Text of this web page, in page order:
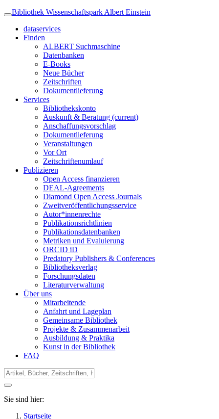
Bibliothek Wissenschaftspark Albert Einstein
dataservices
Finden
ALBERT Suchmaschine
Datenbanken
E-Books
Neue Bücher
Zeitschriften
Dokumentlieferung
Services
Bibliothekskonto
Auskunft & Beratung (current)
Anschaffungsvorschlag
Dokumentlieferung
Veranstaltungen
Vor Ort
Zeitschriftenumlauf
Publizieren
Open Access finanzieren
DEAL-Agreements
Diamond Open Access Journals
Zweitveröffentlichungsservice
Autor*innenrechte
Publikationsrichtlinien
Publikationsdatenbanken
Metriken und Evaluierung
ORCID iD
Predatory Publishers & Conferences
Bibliotheksverlag
Forschungsdaten
Literaturverwaltung
Über uns
Mitarbeitende
Anfahrt und Lageplan
Gemeinsame Bibliothek
Projekte & Zusammenarbeit
Ausbildung & Praktika
Kunst in der Bibliothek
FAQ
Sie sind hier:
Startseite